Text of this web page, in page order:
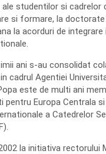
studentilor si cadrelor
si formare, la
la acorduri de
ani s-au consolidat
cadrul Agentiei
este de multi ani
pentru Europa Centrala
a Catedrelor
la initiativa rectorului